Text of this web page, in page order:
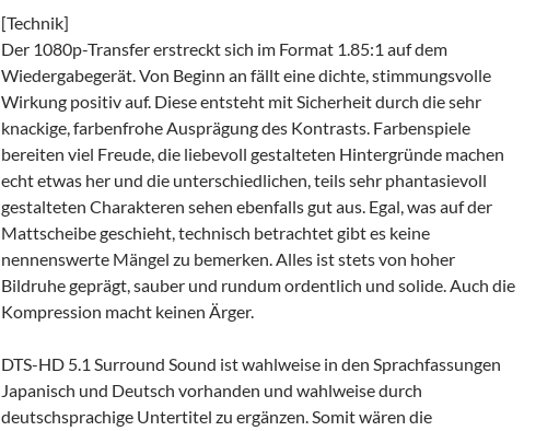
[Technik]
Der 1080p-Transfer erstreckt sich im Format 1.85:1 auf dem
Wiedergabegerät. Von Beginn an fällt eine dichte, stimmungsvolle
Wirkung positiv auf. Diese entsteht mit Sicherheit durch die sehr
knackige, farbenfrohe Ausprägung des Kontrasts. Farbenspiele
bereiten viel Freude, die liebevoll gestalteten Hintergründe machen
echt etwas her und die unterschiedlichen, teils sehr phantasievoll
gestalteten Charakteren sehen ebenfalls gut aus. Egal, was auf der
Mattscheibe geschieht, technisch betrachtet gibt es keine
nennenswerte Mängel zu bemerken. Alles ist stets von hoher
Bildruhe geprägt, sauber und rundum ordentlich und solide. Auch die
Kompression macht keinen Ärger.
DTS-HD 5.1 Surround Sound ist wahlweise in den Sprachfassungen
Japanisch und Deutsch vorhanden und wahlweise durch
deutschsprachige Untertitel zu ergänzen. Somit wären die